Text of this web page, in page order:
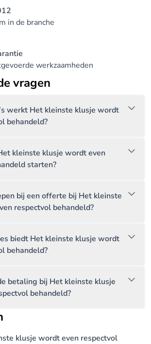
terrassen, opritten en tuinpaden
of zelfs kassei.
tuinonderhoud, ook daar als
van dienst zijn.
wat deze stielman,
in bouwklusjes, voor u kan
dan vandaag nog een afspraak en
de mogelijkheden en uw
in West-Vlaanderen.
in de branche
werkzaamheden
vragen
werkt Het kleinste klusje wordt
behandeld?
kleinste klusje wordt even
starten?
bij een offerte bij Het kleinste
respectvol behandeld?
biedt Het kleinste klusje wordt
behandeld?
betaling bij Het kleinste klusje
behandeld?
klusje wordt even respectvol